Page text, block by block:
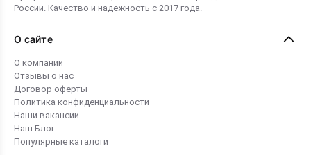
России. Качество и надежность с 2017 года.
О сайте
О компании
Отзывы о нас
Договор оферты
Политика конфиденциальности
Наши вакансии
Наш Блог
Популярные каталоги